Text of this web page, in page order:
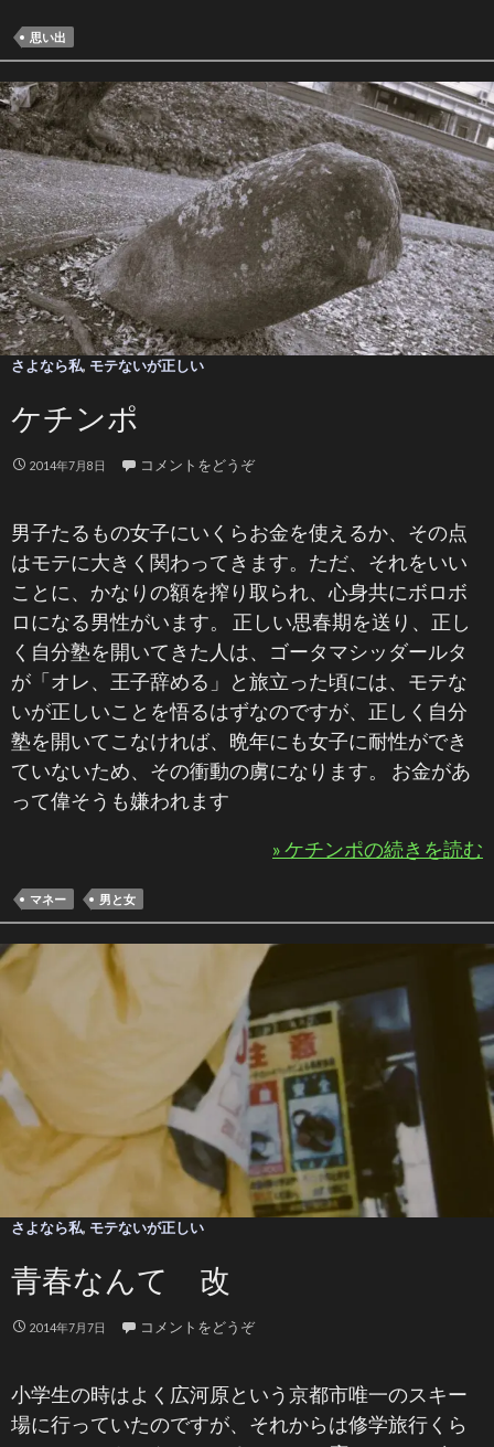
思い出
さよなら私, モテないが正しい
ケチンポ
2014年7月8日 コメントをどうぞ
男子たるもの女子にいくらお金を使えるか、その点
はモテに大きく関わってきます。ただ、それをいい
ことに、かなりの額を搾り取られ、心身共にボロボ
ロになる男性がいます。 正しい思春期を送り、正し
く自分塾を開いてきた人は、ゴータマシッダールタ
が「オレ、王子辞める」と旅立った頃には、モテな
いが正しいことを悟るはずなのですが、正しく自分
塾を開いてこなければ、晩年にも女子に耐性ができ
ていないため、その衝動の虜になります。 お金があ
って偉そうも嫌われます
» ケチンポの続きを読む
マネー 男と女
さよなら私, モテないが正しい
青春なんて 改
2014年7月7日 コメントをどうぞ
小学生の時はよく広河原という京都市唯一のスキー
場に行っていたのですが、それからは修学旅行くら